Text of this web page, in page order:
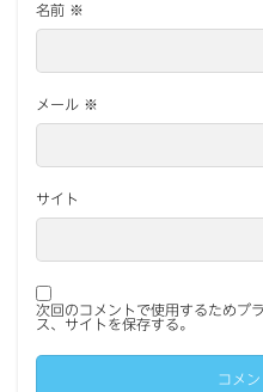
名前 ※
メール ※
サイト
次回のコメントで使用するためブ
ス、サイトを保存する。